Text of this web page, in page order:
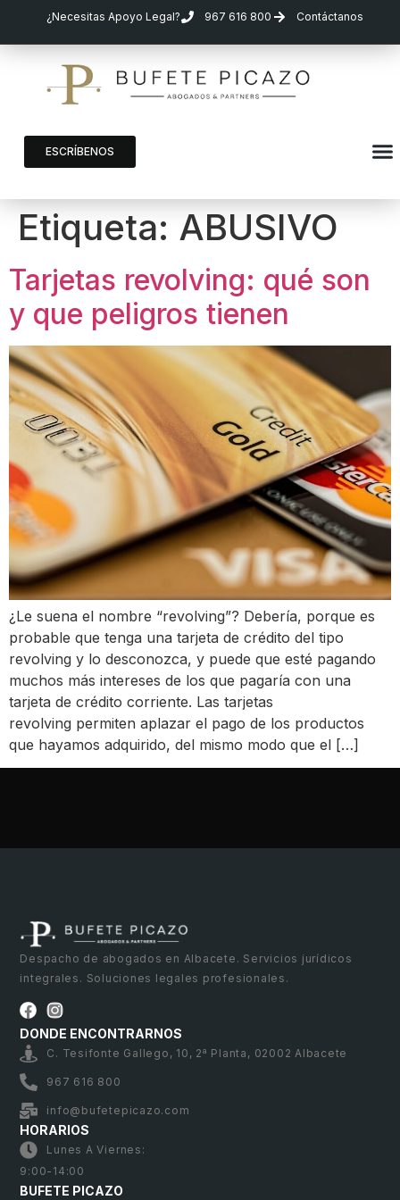
¿Necesitas Apoyo Legal? 967 616 800 Contáctanos
ESCRÍBENOS
Etiqueta: ABUSIVO
Tarjetas revolving: qué son
y que peligros tienen
¿Le suena el nombre “revolving”? Debería, porque es
probable que tenga una tarjeta de crédito del tipo
revolving y lo desconozca, y puede que esté pagando
muchos más intereses de los que pagaría con una
tarjeta de crédito corriente. Las tarjetas
revolving permiten aplazar el pago de los productos
que hayamos adquirido, del mismo modo que el […]
Despacho de abogados en Albacete. Servicios jurídicos
integrales. Soluciones legales profesionales.
DONDE ENCONTRARNOS
C. Tesifonte Gallego, 10, 2ª Planta, 02002 Albacete
967 616 800
info@bufetepicazo.com
HORARIOS
Lunes A Viernes:
9:00-14:00
BUFETE PICAZO